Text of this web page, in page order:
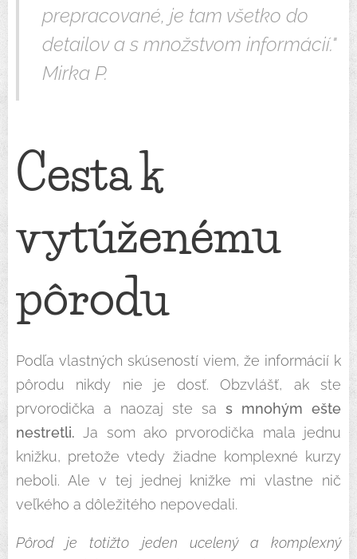
prepracované, je tam všetko do
detailov a s množstvom informácií."
Mirka P.
Cesta k
vytúženému
pôrodu
Podľa vlastných skúseností viem, že informácií k
pôrodu nikdy nie je dosť. Obzvlášť, ak ste
prvorodička a naozaj ste sa s mnohým ešte
nestretli. Ja som ako prvorodička mala jednu
knižku, pretože vtedy žiadne komplexné kurzy
neboli. Ale v tej jednej knižke mi vlastne nič
veľkého a dôležitého nepovedali.
Pôrod je totižto jeden ucelený a komplexný